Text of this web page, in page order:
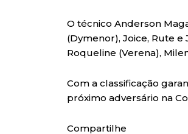
O técnico Anderson
(Dymenor), Joice, Rute e
Roqueline (Verena),
Com a classificação
próximo adversário na
Compartilhe